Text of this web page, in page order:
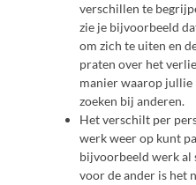
verschillen te
zie je bijvoorbeeld
om zich te uiten en
praten over het
manier waarop jullie
zoeken bij anderen.
Het verschilt per
werk weer op kunt
bijvoorbeeld werk al
voor de ander is het